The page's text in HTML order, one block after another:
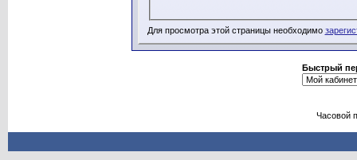
Для просмотра этой страницы необходимо
Быстрый
Часовой